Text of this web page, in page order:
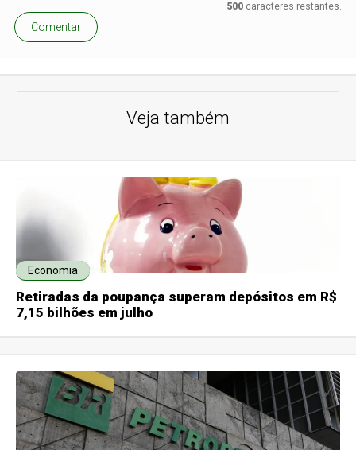
500caracteres restantes.
Comentar
Veja também
Economia
Retiradas da poupança superam depósitos em R$
7,15 bilhões em julho